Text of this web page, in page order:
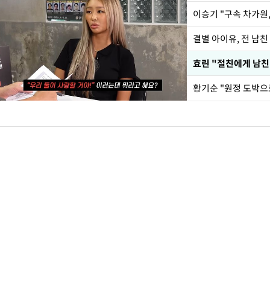
이승기 "구속 차가
결별 아이유, 전 남
효린 "절친에게 남
황기순 "원정 도박